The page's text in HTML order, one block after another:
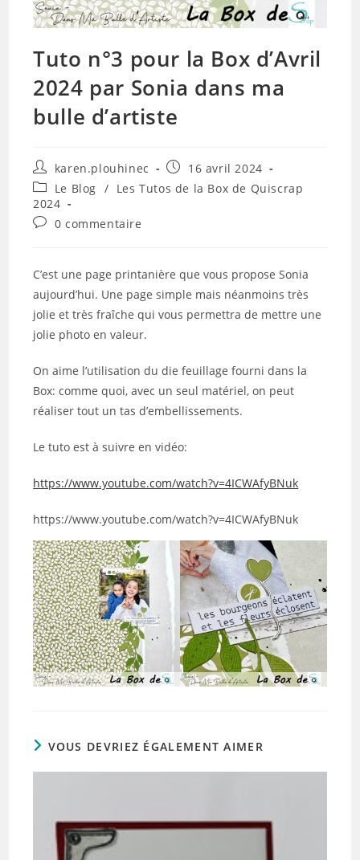
Tuto n°3 pour la Box d’Avril
2024 par Sonia dans ma
bulle d’artiste
Auteur/autrice
de
la
publication :
karen.plouhinec
Publication
publiée :
16 avril 2024
Post
category:
Le Blog / Les Tutos de la Box de Quiscrap
2024
Commentaires
publication :
0 commentaire
C’est une page printanière que vous propose Sonia
aujourd’hui. Une page simple mais néanmoins très
jolie et très fraîche qui vous permettra de mettre une
jolie photo en valeur.
On aime l’utilisation du die feuillage fourni dans la
Box: comme quoi, avec un seul matériel, on peut
réaliser tout un tas d’embellissements.
Le tuto est à suivre en vidéo:
https://www.youtube.com/watch?v=4ICWAfyBNuk
https://www.youtube.com/watch?v=4ICWAfyBNuk
VOUS DEVRIEZ ÉGALEMENT AIMER